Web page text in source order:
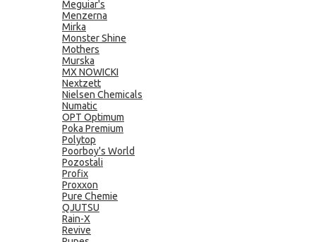
Meguiar's
Menzerna
Mirka
Monster Shine
Mothers
Murska
MX NOWICKI
Nextzett
Nielsen Chemicals
Numatic
OPT Optimum
Poka Premium
Polytop
Poorboy's World
Pozostali
Profix
Proxxon
Pure Chemie
QJUTSU
Rain-X
Revive